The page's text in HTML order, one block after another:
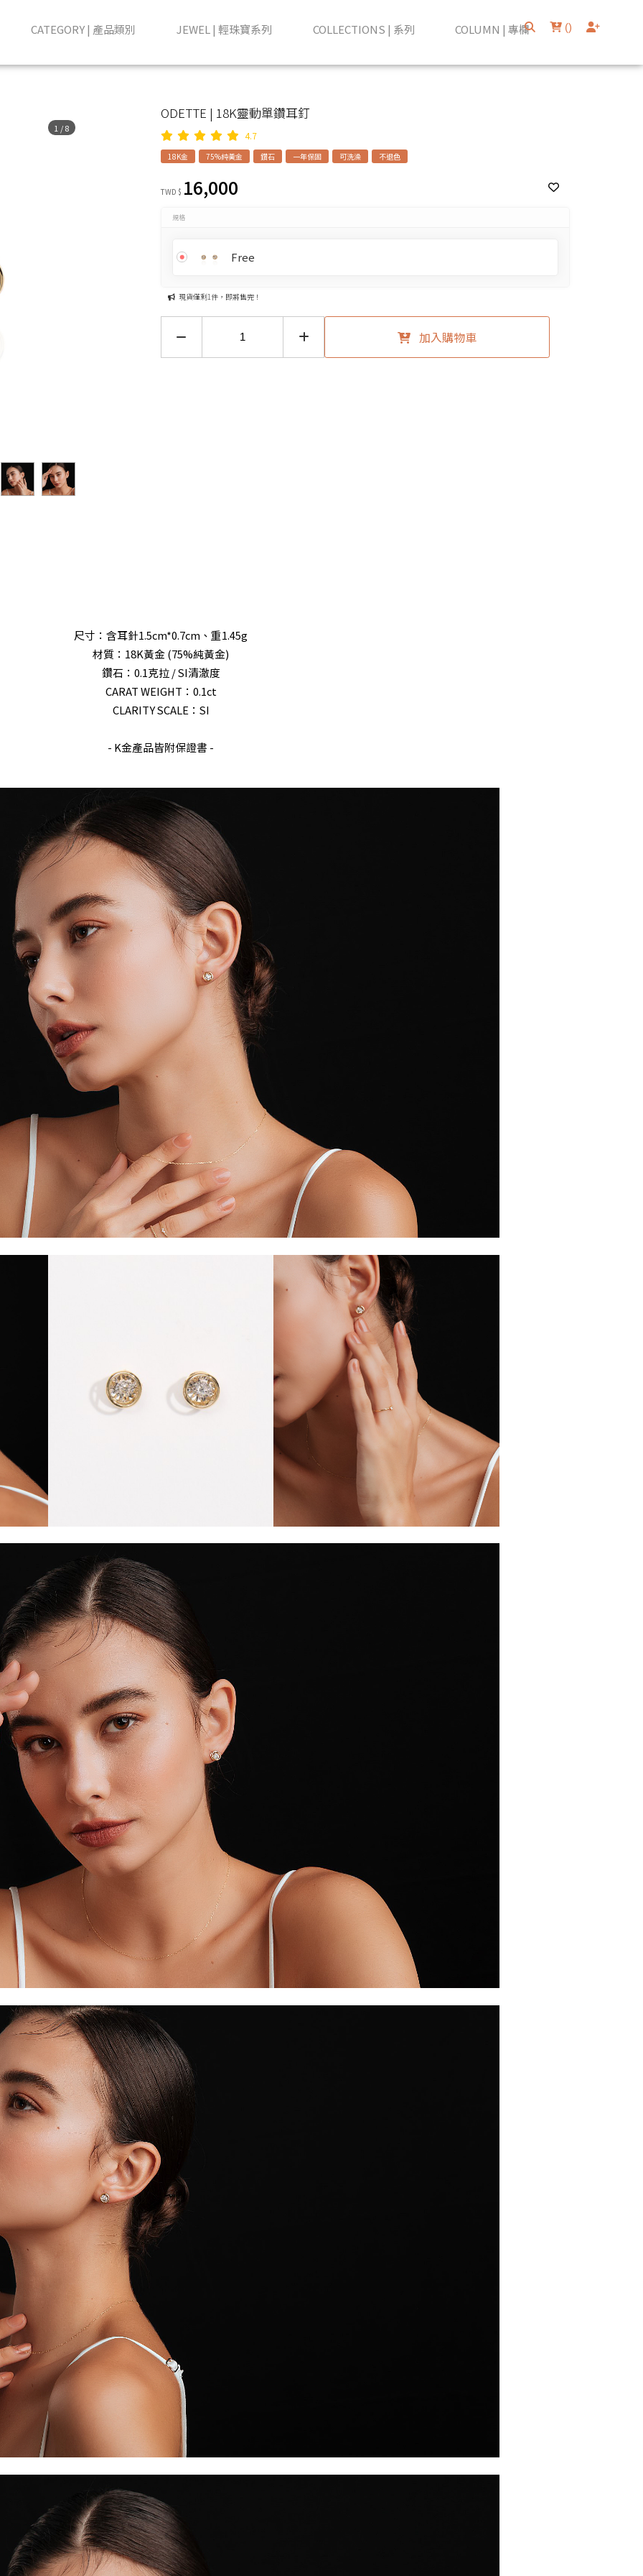
()
CATEGORY | 產品類別 JEWEL | 輕珠寶系列 COLLECTIONS | 系列 COLUMN | 專欄
1 / 8
ODETTE | 18K靈動單鑽耳釘
4.7
18K金 75%純黃金 鑽石 一年保固 可洗澡 不退色
TWD $ 16,000
規格
Free
現貨僅剩1件，即將售完！
加入購物車
1件，即將售完！
加入購物車
尺寸：含耳針1.5cm*0.7cm、重1.45g
材質：18K黃金 (75%純黃金)
鑽石：0.1克拉 / SI清澈度
CARAT WEIGHT：0.1ct
CLARITY SCALE：SI
- K金產品皆附保證書 -